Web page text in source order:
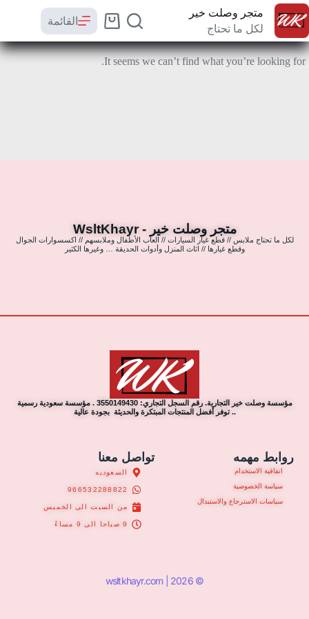
متجر وصلت خير
لكل ما تحتاج
القائمة
It seems we can’t find what you’re looking for.
متجر وصلت خير - WsltKhayr
لكل ما تحتاج ملابس // قطع غيار السيارات // العاب الأطفال وملابسهم // اكسسوارات الجوال
وقطع غيارها // اثاث المنزل وأدوات الحديقة … وغيرها الكثير
مؤسسة وصلت خير التجارية. رقم السجل التجاري: 3550149430 . مؤسسة سعودية رسمية
.. توفر أفضل المنتجات المبتكرة والحديثة بجودة عالية
روابط مهمه
اتفاقية الاستخدام
سياسة الخصوصية
سياسات الاسترجاع والاستبدال
تواصل معنا
السعوديه
966532288822
من السبت الى الخميس
9 صباحا الى 9 مساءً
© 2026 | wsltkhayr.com